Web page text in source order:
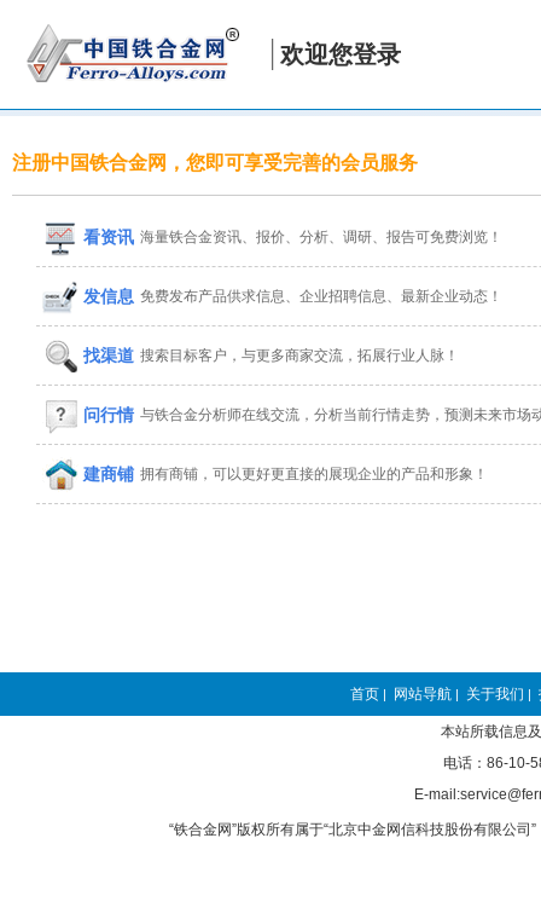
欢迎您登录
注册中国铁合金网，您即可享受完善的会员服务
看资讯 海量铁合金资讯、报价、分析、调研、报告可免费浏览！
发信息 免费发布产品供求信息、企业招聘信息、最新企业动态！
找渠道 搜索目标客户，与更多商家交流，拓展行业人脉！
问行情 与铁合金分析师在线交流，分析当前行情走势，预测未来市场
建商铺 拥有商铺，可以更好更直接的展现企业的产品和形象！
首页 | 网站导航 | 关于我们 |
本站所载信息
电话：86-10-
E-
“铁合金网”版权所有属于“北京中金网信科技股份有限公司